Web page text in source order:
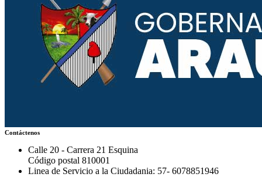
Contáctenos
Calle 20 - Carrera 21 Esquina
Código postal 810001
Linea de Servicio a la Ciudadania: 57- 6078851946